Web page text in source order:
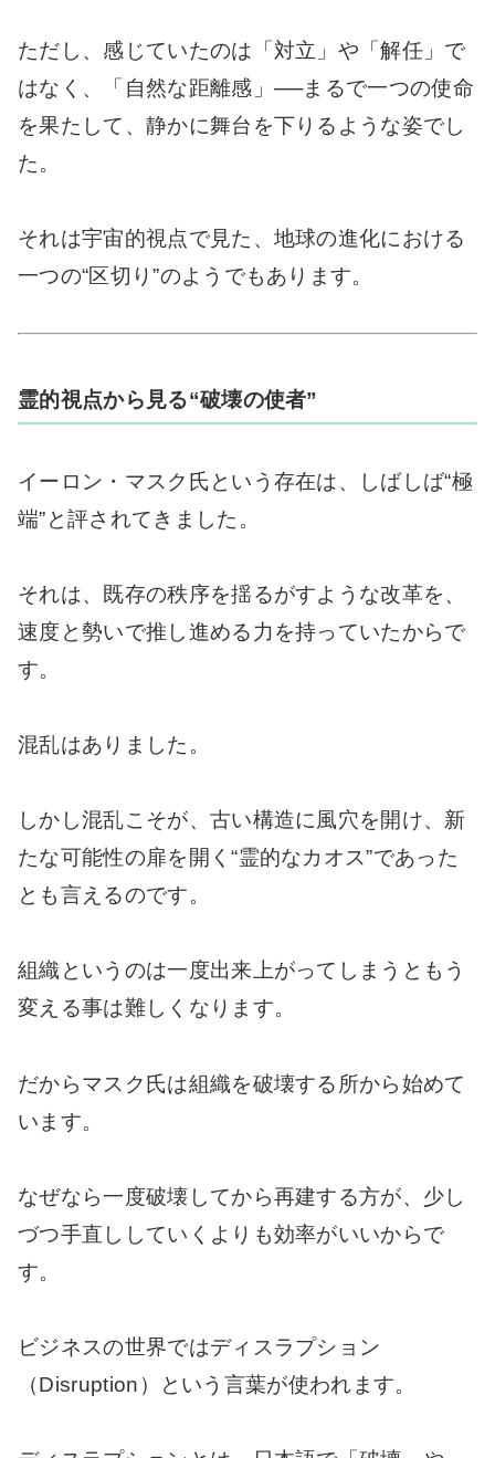
ただし、感じていたのは「対立」や「解任」で
はなく、「自然な距離感」──まるで一つの使命
を果たして、静かに舞台を下りるような姿でし
た。
それは宇宙的視点で見た、地球の進化における
一つの“区切り”のようでもあります。
霊的視点から見る“破壊の使者”
イーロン・マスク氏という存在は、しばしば“極
端”と評されてきました。
それは、既存の秩序を揺るがすような改革を、
速度と勢いで推し進める力を持っていたからで
す。
混乱はありました。
しかし混乱こそが、古い構造に風穴を開け、新
たな可能性の扉を開く“霊的なカオス”であった
とも言えるのです。
組織というのは一度出来上がってしまうともう
変える事は難しくなります。
だからマスク氏は組織を破壊する所から始めて
います。
なぜなら一度破壊してから再建する方が、少し
づつ手直ししていくよりも効率がいいからで
す。
ビジネスの世界ではディスラプション
（Disruption）という言葉が使われます。